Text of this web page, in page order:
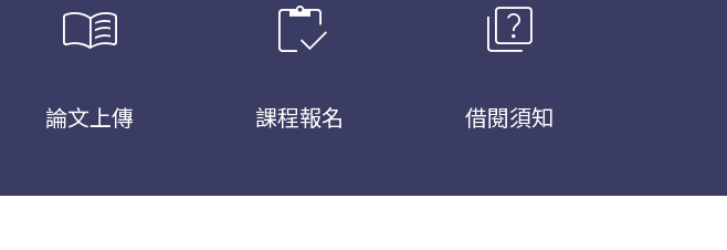
menu_book
論文上傳
inventory
課程報名
quiz
借閱須知